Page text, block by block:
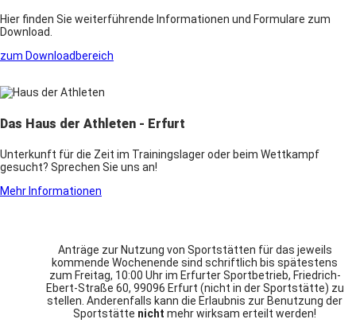
Hier finden Sie weiterführende Informationen und Formulare zum
Download.
zum Downloadbereich
Das Haus der Athleten - Erfurt
Unterkunft für die Zeit im Trainingslager oder beim Wettkampf
gesucht? Sprechen Sie uns an!
Mehr Informationen
Anträge zur Nutzung von Sportstätten für das jeweils
kommende Wochenende sind schriftlich bis spätestens
zum Freitag, 10:00 Uhr im Erfurter Sportbetrieb, Friedrich-
Ebert-Straße 60, 99096 Erfurt (nicht in der Sportstätte) zu
stellen. Anderenfalls kann die Erlaubnis zur Benutzung der
Sportstätte nicht mehr wirksam erteilt werden!